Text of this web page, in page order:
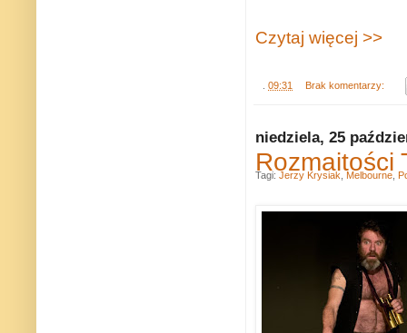
Czytaj więcej >>
09:31 Brak komentarzy:
niedziela, 25
Rozmaitości
Tagi: Jerzy Krysiak Melbourne